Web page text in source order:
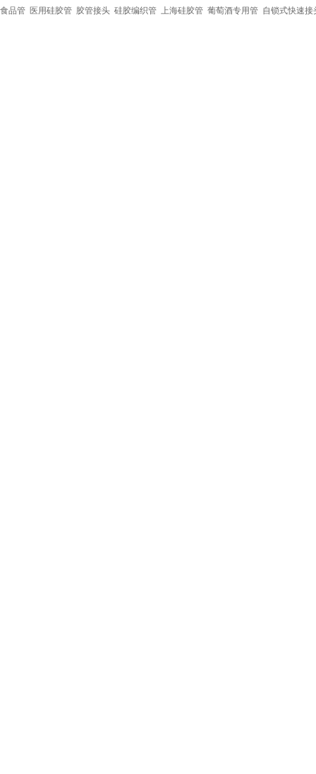
食品管 医用硅胶管 胶管接头 硅胶编织管 上海硅胶管 葡萄酒专用管 自锁式快速接